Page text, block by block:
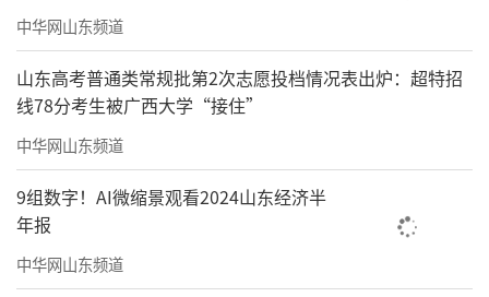
中华网山东频道
山东高考普通类常规批第2次志愿投档情况表出炉：超特招
线78分考生被广西大学“接住”
中华网山东频道
9组数字！AI微缩景观看2024山东经济半
年报
中华网山东频道